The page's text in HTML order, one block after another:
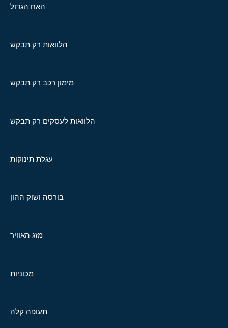
האח הגדול
הלוואות רק תבקש
מימון רכב רק תבקש
הלוואות לעסקים רק תבקש
עגלת תינוקות
בורסה ושוק ההון
מזג האוויר
מכוניות
תעופה קלה